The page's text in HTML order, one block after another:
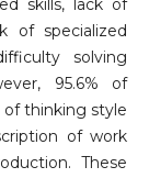
skills, lack of
of specialized
solving
95.6% of
thinking style
of work
These